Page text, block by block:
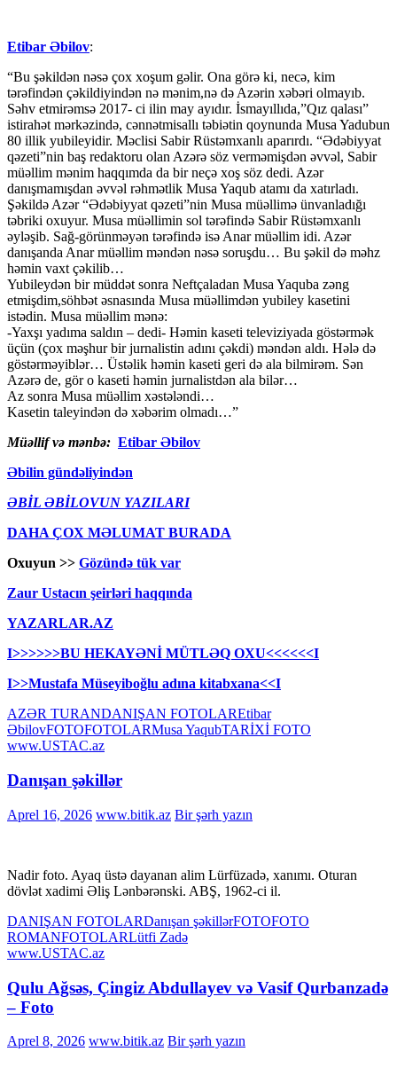
Etibar Əbilov:
“Bu şəkildən nəsə çox xoşum gəlir. Ona görə ki, necə, kim
tərəfindən çəkildiyindən nə mənim,nə də Azərin xəbəri olmayıb.
Səhv etmirəmsə 2017- ci ilin may ayıdır. İsmayıllıda,”Qız qalası”
istirahət mərkəzində, cənnətmisallı təbiətin qoynunda Musa Yadubun
80 illik yubileyidir. Məclisi Sabir Rüstəmxanlı aparırdı. “Ədəbiyyat
qəzeti”nin baş redaktoru olan Azərə söz verməmişdən əvvəl, Sabir
müəllim mənim haqqımda da bir neçə xoş söz dedi. Azər
danışmamışdan əvvəl rəhmətlik Musa Yaqub atamı da xatırladı.
Şəkildə Azər “Ədəbiyyat qəzeti”nin Musa müəllimə ünvanladığı
təbriki oxuyur. Musa müəllimin sol tərəfində Sabir Rüstəmxanlı
əyləşib. Sağ-görünməyən tərəfində isə Anar müəllim idi. Azər
danışanda Anar müəllim məndən nəsə soruşdu… Bu şəkil də məhz
həmin vaxt çəkilib…
Yubileydən bir müddət sonra Neftçaladan Musa Yaquba zəng
etmişdim,söhbət əsnasında Musa müəllimdən yubiley kasetini
istədin. Musa müəllim mənə:
-Yaxşı yadıma saldın – dedi- Həmin kaseti televiziyada göstərmək
üçün (çox məşhur bir jurnalistin adını çəkdi) məndən aldı. Hələ də
göstərməyiblər… Üstəlik həmin kaseti geri də ala bilmirəm. Sən
Azərə de, gör o kaseti həmin jurnalistdən ala bilər…
Az sonra Musa müəllim xəstələndi…
Kasetin taleyindən də xəbərim olmadı…”
Müəllif və mənbə: Etibar Əbilov
Əbilin gündəliyindən
ƏBİL ƏBİLOVUN YAZILARI
DAHA ÇOX MƏLUMAT BURADA
Oxuyun >> Gözündə tük var
Zaur Ustacın şeirləri haqqında
YAZARLAR.AZ
I>>>>>>BU HEKAYƏNİ MÜTLƏQ OXU<<<<<<I
I>>Mustafa Müseyiboğlu adına kitabxana<<I
AZƏR TURANDANIŞAN FOTOLAREtibar
ƏbilovFOTOFOTOLARMusa YaqubTARİXİ FOTO
www.USTAC.az
Danışan şəkillər
Aprel 16, 2026 www.bitik.az Bir şərh yazın
Nadir foto. Ayaq üstə dayanan alim Lürfüzadə, xanımı. Oturan
dövlət xadimi Əliş Lənbərənski. ABŞ, 1962-ci il.
DANIŞAN FOTOLARDanışan şəkillərFOTOFOTO
ROMANFOTOLARLütfi Zadə
www.USTAC.az
Qulu Ağsəs, Çingiz Abdullayev və Vasif Qurbanzadə
– Foto
Aprel 8, 2026 www.bitik.az Bir şərh yazın